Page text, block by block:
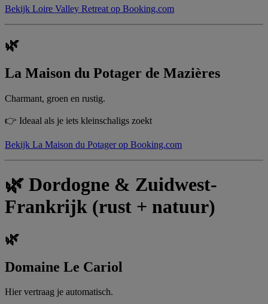
Bekijk Loire Valley Retreat op Booking.com
🌿
La Maison du Potager de Mazières
Charmant, groen en rustig.
👉 Ideaal als je iets kleinschaligs zoekt
Bekijk La Maison du Potager op Booking.com
🌿 Dordogne & Zuidwest-
Frankrijk (rust + natuur)
🌿
Domaine Le Cariol
Hier vertraag je automatisch.